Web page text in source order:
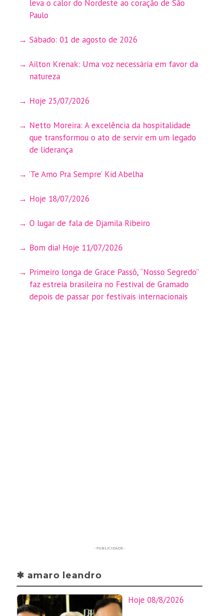
leva o calor do Nordeste ao coração de São
Paulo
Sábado: 01 de agosto de 2026
Ailton Krenak: Uma voz necessária em favor da
natureza
Hoje 25/07/2026
Netto Moreira: A excelência da hospitalidade
que transformou o ato de servir em um legado
de liderança
‘Te Amo Pra Sempre’ Kid Abelha
Hoje 18/07/2026
O lugar de fala de Djamila Ribeiro
Bom dia! Hoje 11/07/2026
Primeiro longa de Grace Passô, “Nosso Segredo”
faz estreia brasileira no Festival de Gramado
depois de passar por festivais internacionais
- PUBLICIDADE -
✱ amaro leandro
Hoje 08/8/2026